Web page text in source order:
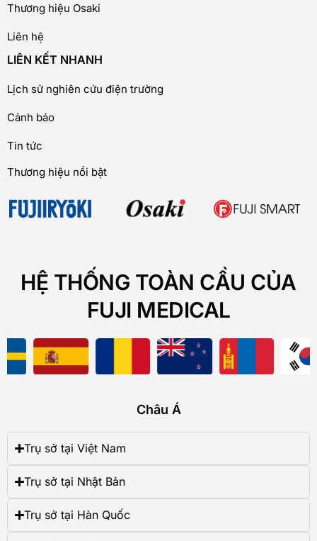
Thương hiệu Osaki
Liên hệ
LIÊN KẾT NHANH
Lịch sử nghiên cứu điện trường
Cảnh báo
Tin tức
Thương hiệu nổi bật
HỆ THỐNG TOÀN CẦU CỦA
FUJI MEDICAL
Châu Á
Trụ sở tại Việt Nam
Trụ sở tại Nhật Bản
Trụ sở tại Hàn Quốc